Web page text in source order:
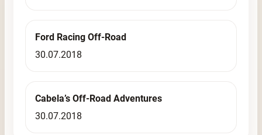
Ford Racing Off-Road
30.07.2018
Cabela’s Off-Road Adventures
30.07.2018